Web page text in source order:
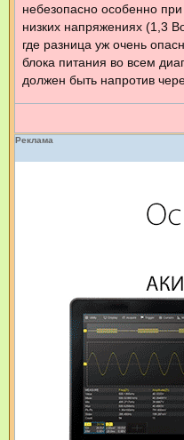
небезопасно особенно
низких напряжениях (1,3
где разница уж очень
блока питания во всем
должен быть напротив
Реклама